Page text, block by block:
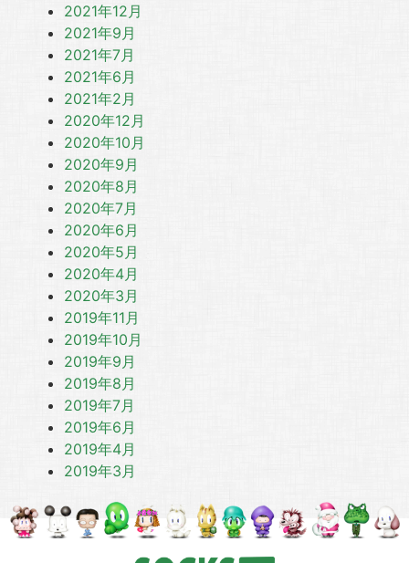
2021年12月
2021年9月
2021年7月
2021年6月
2021年2月
2020年12月
2020年10月
2020年9月
2020年8月
2020年7月
2020年6月
2020年5月
2020年4月
2020年3月
2019年11月
2019年10月
2019年9月
2019年8月
2019年7月
2019年6月
2019年4月
2019年3月